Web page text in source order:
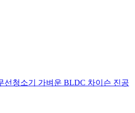
선청소기 가벼운 BLDC 차이슨 진공